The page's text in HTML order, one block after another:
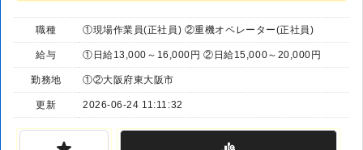
職種 ①現場作業員(正社員) ②重機オペレーター(正社員)
給与 ①日給13,000～16,000円 ②日給15,000～20,000円
勤務地 ①②大阪府東大阪市
更新 2026-06-24 11:11:32